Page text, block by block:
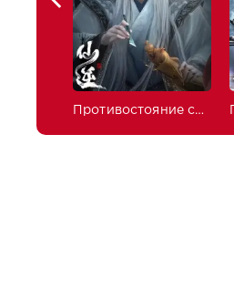
Противостояние святого